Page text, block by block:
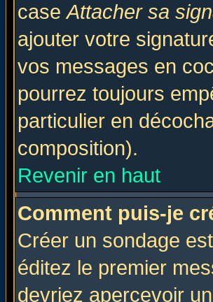
caseAttacher sa
ajouter votre
vos messages en
pourrez toujours
particulier en
composition).
Revenir en haut
Comment puis-je
Créer un sondage
éditez le premier
devriez apercevoir